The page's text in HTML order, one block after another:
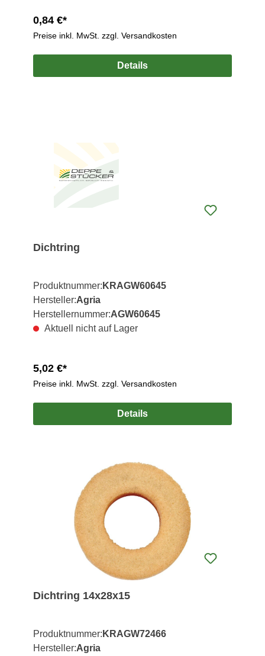
0,84 €*
Preise inkl. MwSt. zzgl. Versandkosten
Details
Dichtring
Produktnummer: KRAGW60645
Hersteller:Agria
Herstellernummer:AGW60645
Aktuell nicht auf Lager
5,02 €*
Preise inkl. MwSt. zzgl. Versandkosten
Details
Dichtring 14x28x15
Produktnummer: KRAGW72466
Hersteller:Agria